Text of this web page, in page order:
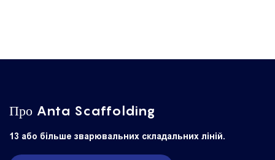
Про Anta Scaffolding
13 або більше зварювальних складальних ліній.